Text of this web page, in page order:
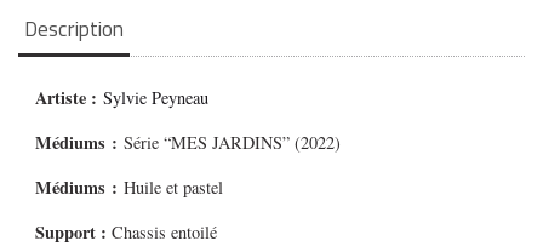
Description
Artiste :Sylvie Peyneau
Médiums :Série “MES JARDINS” (2022)
Médiums :Huile et pastel
Support : Chassis entoilé